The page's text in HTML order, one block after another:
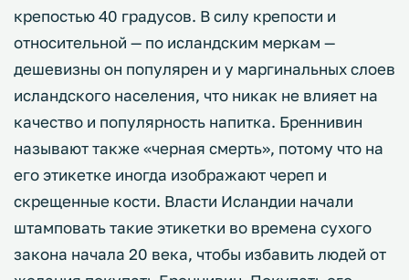
крепостью 40 градусов. В силу крепости и
относительной — по исландским меркам —
дешевизны он популярен и у маргинальных слоев
исландского населения, что никак не влияет на
качество и популярность напитка. Бреннивин
называют также «черная смерть», потому что на
его этикетке иногда изображают череп и
скрещенные кости. Власти Исландии начали
штамповать такие этикетки во времена сухого
закона начала 20 века, чтобы избавить людей от